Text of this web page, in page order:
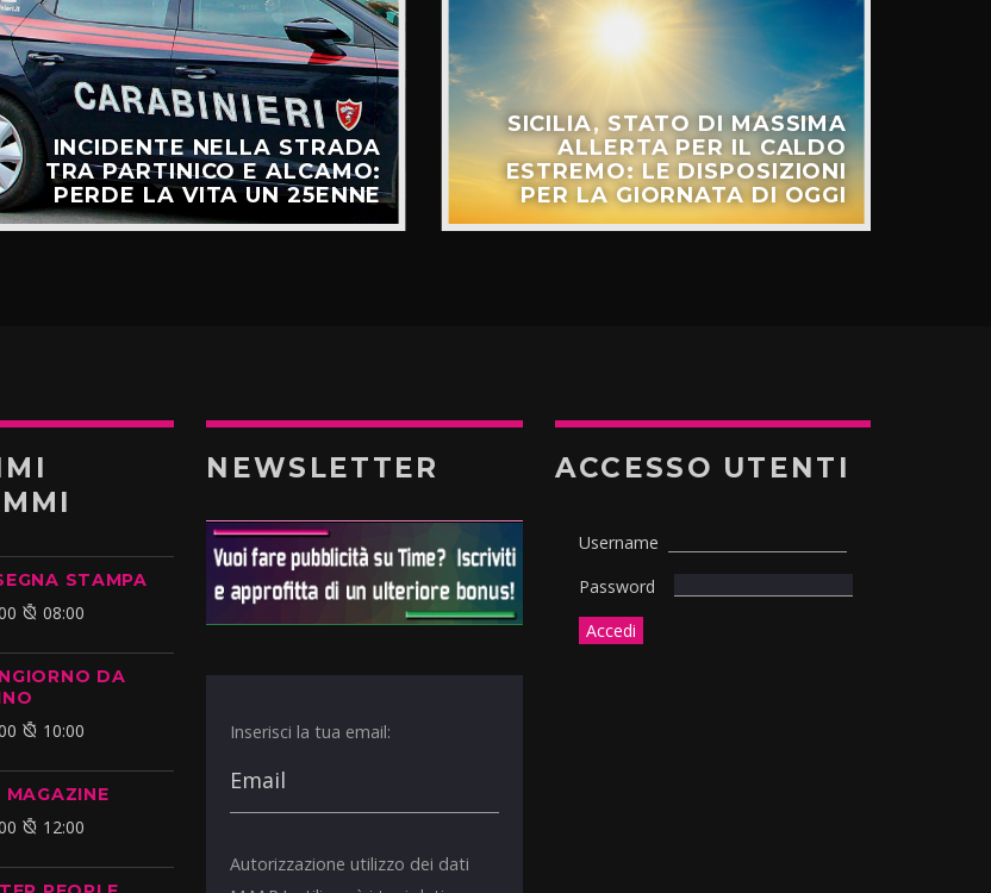
INCIDENTE NELLA STRADA
TRA PARTINICO E ALCAMO:
PERDE LA VITA UN 25ENNE
SICILIA, STATO DI MASSIMA
ALLERTA PER IL CALDO
ESTREMO: LE DISPOSIZIONI
PER LA GIORNATA DI OGGI
STAMPA
08:00
DA
10:00
MAGAZINE
12:00
NEWSLETTER
Inserisci la tua email:
Autorizzazione utilizzo dei dati
ACCESSO UTENTI
Username
Password